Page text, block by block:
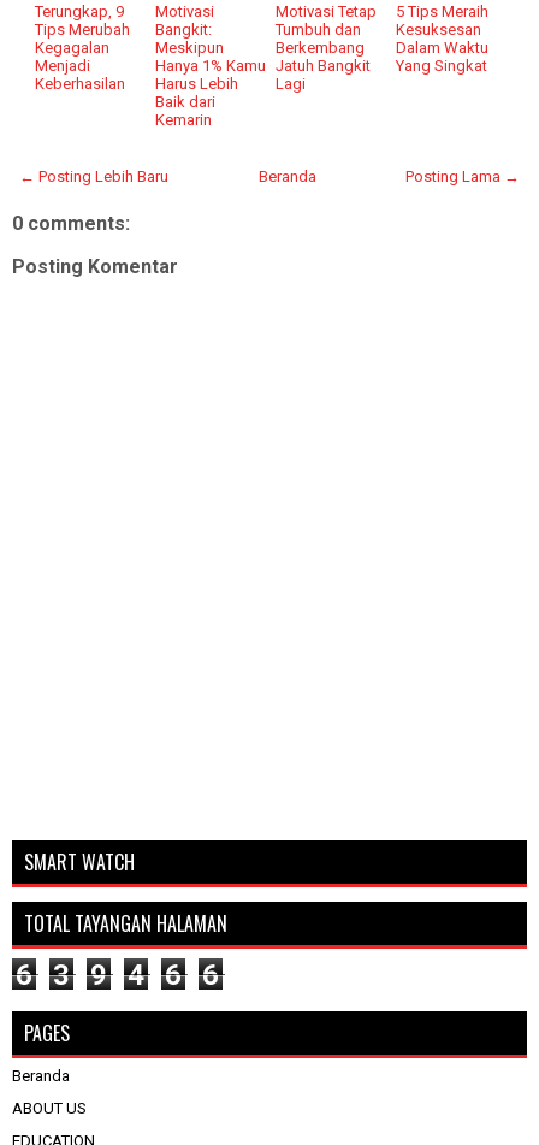
Terungkap, 9
Tips Merubah
Kegagalan
Menjadi
Keberhasilan
Motivasi
Bangkit:
Meskipun
Hanya 1% Kamu
Harus Lebih
Baik dari
Kemarin
Motivasi Tetap
Tumbuh dan
Berkembang
Jatuh Bangkit
Lagi
5 Tips Meraih
Kesuksesan
Dalam Waktu
Yang Singkat
← Posting Lebih Baru Posting Lama →
Beranda
0 comments:
Posting Komentar
SMART WATCH
TOTAL TAYANGAN HALAMAN
6 3 9 4 6 6
PAGES
Beranda
ABOUT US
EDUCATION